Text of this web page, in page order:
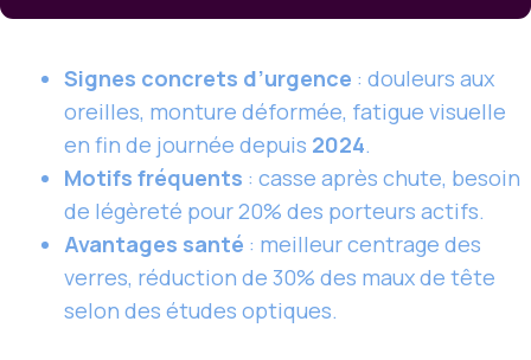
Signes concrets d’urgence : douleurs aux
oreilles, monture déformée, fatigue visuelle
en fin de journée depuis 2024.
Motifs fréquents : casse après chute, besoin
de légèreté pour 20% des porteurs actifs.
Avantages santé : meilleur centrage des
verres, réduction de 30% des maux de tête
selon des études optiques.